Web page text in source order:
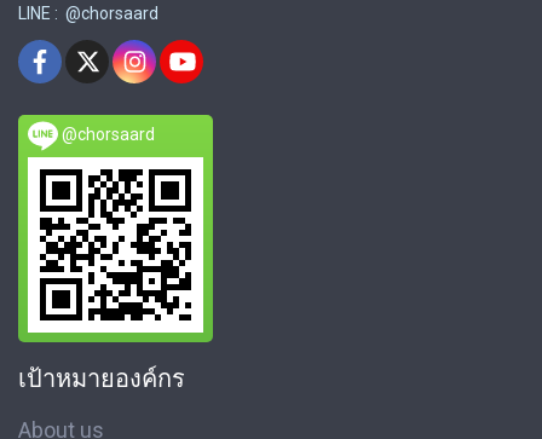
LINE : @chorsaard
@chorsaard
เป้าหมายองค์กร
About us